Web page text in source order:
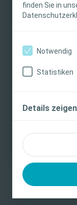
finden Sie in
Notwendig
Statistiken
Details zeigen
Produkten,
finden Sie in
Produkts, die
Ich bin